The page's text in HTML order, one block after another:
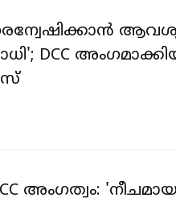
DCC
അംഗത്വം: 'നീചമായ